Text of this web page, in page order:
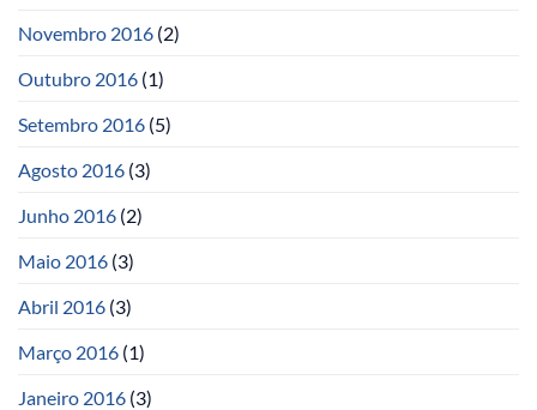
Novembro 2016 (2)
Outubro 2016 (1)
Setembro 2016 (5)
Agosto 2016 (3)
Junho 2016 (2)
Maio 2016 (3)
Abril 2016 (3)
Março 2016 (1)
Janeiro 2016 (3)